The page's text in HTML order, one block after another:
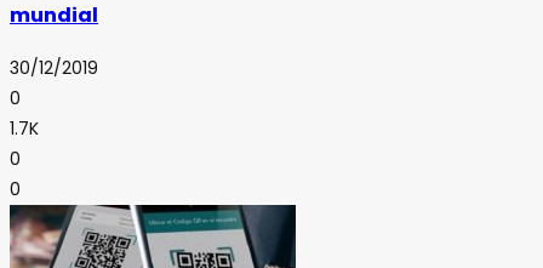
mundial
30/12/2019
0
1.7K
0
0